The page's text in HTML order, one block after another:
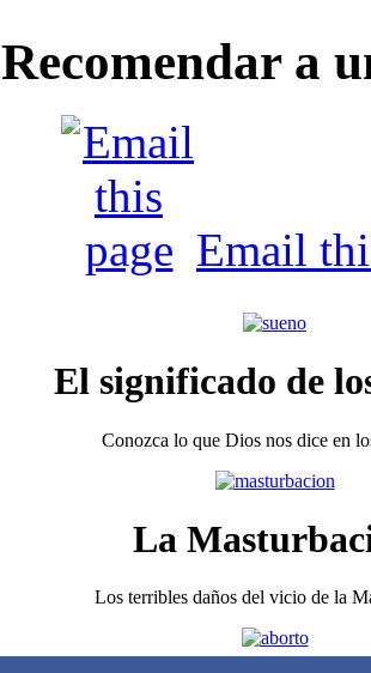
Recomendar a
Email
El significado de
Conozca lo que Dios nos dice en
La
Los terribles daños del vicio de la